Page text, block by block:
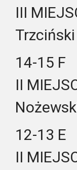
III
14-15 F
II
12-13 E
II